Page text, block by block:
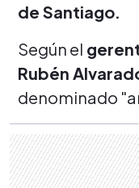
de Santiago.
Según el
Rubén
denominado